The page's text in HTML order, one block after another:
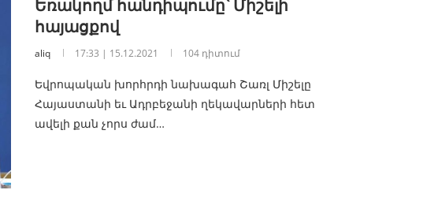
Եռակողմ հանդիպումը՝ Միշելի
հայացքով
aliq 17:33 | 15.12.2021 104 դիտում
Եվրոպական խորհրդի նախագահ Շառլ Միշելը
Հայաստանի եւ Ադրբեջանի ղեկավարների հետ
ավելի քան չորս ժամ…